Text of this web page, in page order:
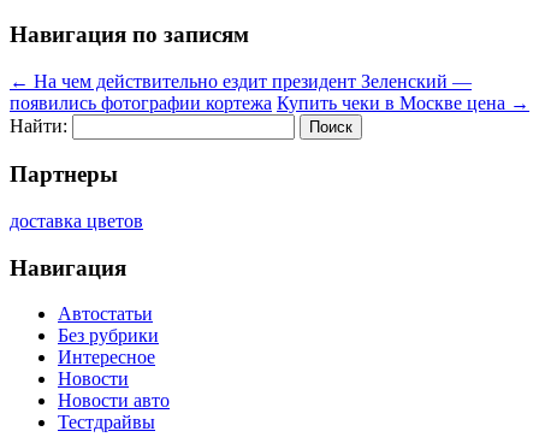
Навигация по записям
← На чем действительно ездит президент Зеленский —
появились фотографии кортежа Купить чеки в Москве цена →
Найти:
Партнеры
доставка цветов
Навигация
Автостатьи
Без рубрики
Интересное
Новости
Новости авто
Тестдрайвы